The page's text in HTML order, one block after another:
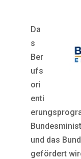
Da
s
Ber
ufs
ori
enti
und das
gefördert